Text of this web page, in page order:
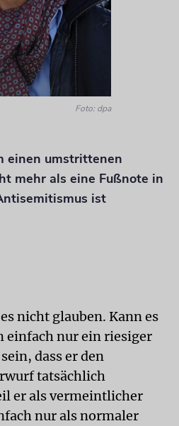
Foto: dpa
einen umstrittenen
mehr als eine Fußnote in
ist
nicht glauben. Kann es
einfach nur ein riesiger
dass er den
tatsächlich
er als vermeintlicher
nur als normaler